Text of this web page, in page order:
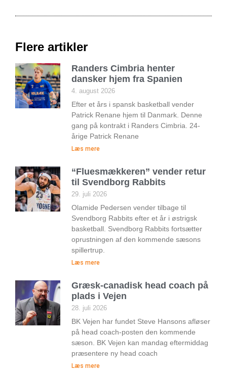
Flere artikler
Randers Cimbria henter
dansker hjem fra Spanien
4. august 2026
Efter et års i spansk basketball vender
Patrick Renane hjem til Danmark. Denne
gang på kontrakt i Randers Cimbria. 24-
årige Patrick Renane
Læs mere
“Fluesmækkeren” vender retur
til Svendborg Rabbits
29. juli 2026
Olamide Pedersen vender tilbage til
Svendborg Rabbits efter et år i østrigsk
basketball. Svendborg Rabbits fortsætter
oprustningen af den kommende sæsons
spillertrup.
Læs mere
Græsk-canadisk head coach på
plads i Vejen
28. juli 2026
BK Vejen har fundet Steve Hansons afløser
på head coach-posten den kommende
sæson. BK Vejen kan mandag eftermiddag
præsentere ny head coach
Læs mere